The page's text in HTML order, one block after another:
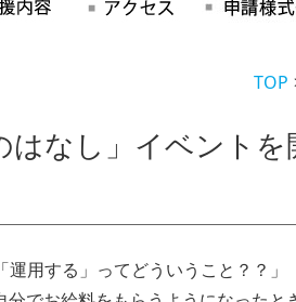
TOP
はなし」イベントを
用する」ってどういうこと？？」